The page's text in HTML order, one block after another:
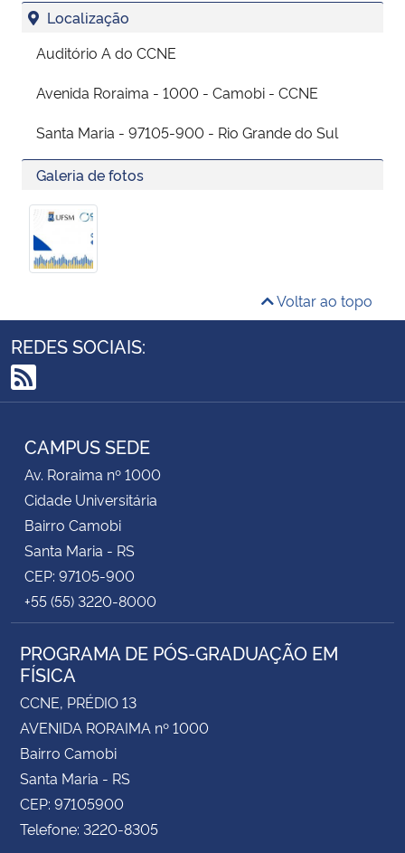
Localização
Auditório A do CCNE
Avenida Roraima - 1000 - Camobi - CCNE
Santa Maria - 97105-900 - Rio Grande do Sul
Galeria de fotos
Voltar ao topo
REDES SOCIAIS:
RSS
CAMPUS SEDE
Av. Roraima nº 1000
Cidade Universitária
Bairro Camobi
Santa Maria - RS
CEP: 97105-900
+55 (55) 3220-8000
PROGRAMA DE PÓS-GRADUAÇÃO EM
FÍSICA
CCNE, PRÉDIO 13
AVENIDA RORAIMA nº 1000
Bairro Camobi
Santa Maria - RS
CEP: 97105900
Telefone: 3220-8305